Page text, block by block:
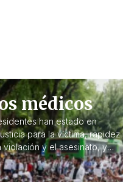
médicos
han estado en
para la víctima, rapidez
y el asesinato, y
a los implicados en la